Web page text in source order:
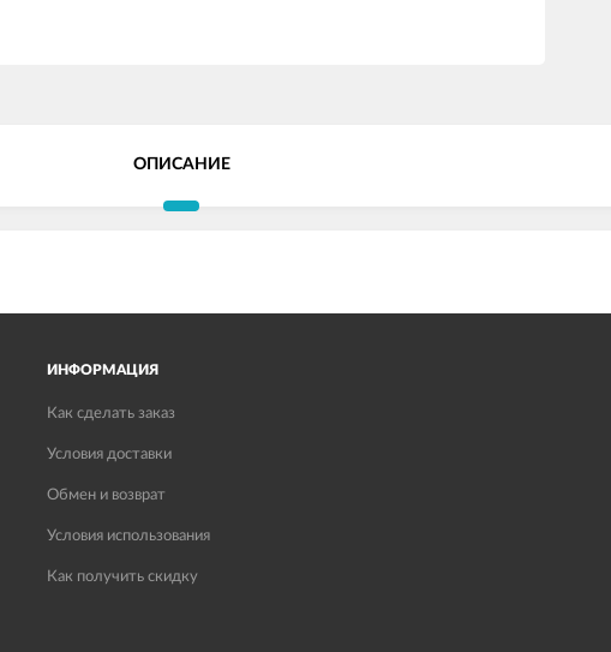
ОПИСАНИЕ
ИНФОРМАЦИЯ
Как сделать заказ
Условия доставки
Обмен и возврат
Условия использования
Как получить скидку